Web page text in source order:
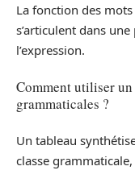
La fonction des
s’articulent dans
l’expression.
Comment utiliser
grammaticales ?
Un tableau
classe